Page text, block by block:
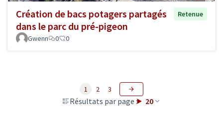
Création de bacs potagers partagés
dans le parc du pré-pigeon
Retenue
Gwenn 0 0
Résultats par page : 20
1 2 3